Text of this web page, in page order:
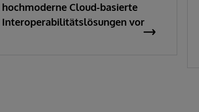
hochmoderne Cloud-basierte
Interoperabilitätslösungen vor